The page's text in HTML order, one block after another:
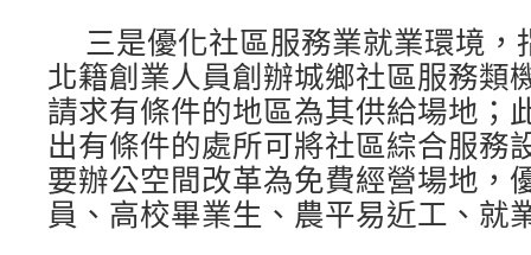
三是優化社區服務業就業環境
北籍創業人員創辦城鄉社區服務類
請求有條件的地區為其供給場地；
出有條件的處所可將社區綜合服務
要辦公空間改革為免費經營場地，
員、高校畢業生、農平易近工、就